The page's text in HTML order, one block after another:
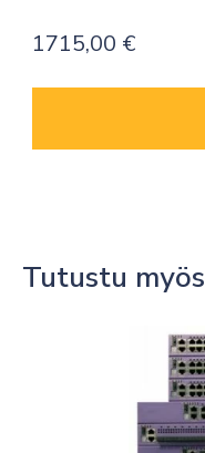
1715,00 €
Tutustu myös